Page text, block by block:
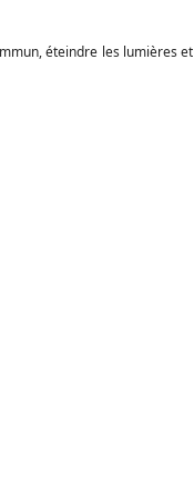
éteindre les lumières et